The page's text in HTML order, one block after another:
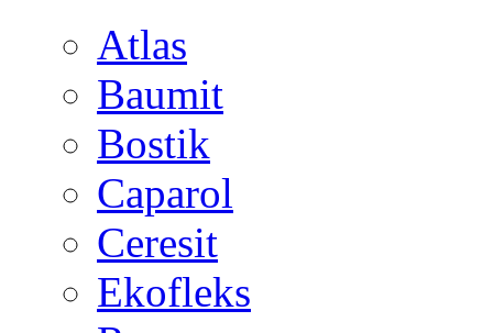
Atlas
Baumit
Bostik
Caparol
Ceresit
Ekofleks